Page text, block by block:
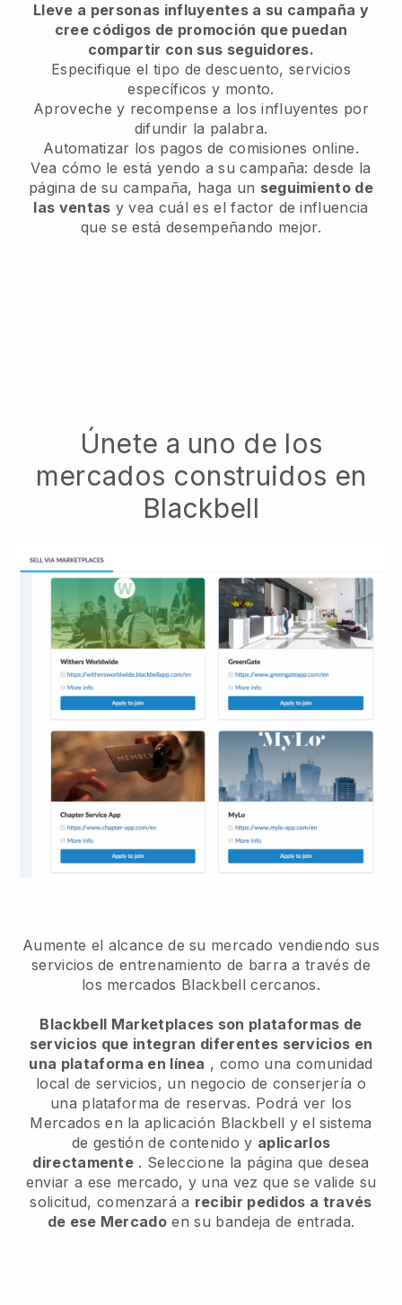
Lleve a personas influyentes a su campaña y
cree códigos de promoción que puedan
compartir con sus seguidores.
Especifique el tipo de descuento, servicios
específicos y monto.
Aproveche y recompense a los influyentes por
difundir la palabra.
Automatizar los pagos de comisiones online.
Vea cómo le está yendo a su campaña: desde la
página de su campaña, haga un seguimiento de
las ventas y vea cuál es el factor de influencia
que se está desempeñando mejor.
Únete a uno de los
mercados construidos en
Blackbell
Aumente el alcance de su mercado vendiendo sus
servicios de entrenamiento de barra a través de
los mercados Blackbell cercanos.
Blackbell Marketplaces son plataformas de
servicios que integran diferentes servicios en
una plataforma en línea , como una comunidad
local de servicios, un negocio de conserjería o
una plataforma de reservas. Podrá ver los
Mercados en la aplicación Blackbell y el sistema
de gestión de contenido y aplicarlos
directamente . Seleccione la página que desea
enviar a ese mercado, y una vez que se valide su
solicitud, comenzará a recibir pedidos a través
de ese Mercado en su bandeja de entrada.